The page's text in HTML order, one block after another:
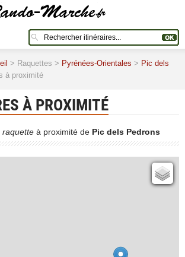
> Raquettes > Pyrénées-Orientales > Pic dels
à proximité
À PROXIMITÉ
raquette à proximité de Pic dels Pedrons